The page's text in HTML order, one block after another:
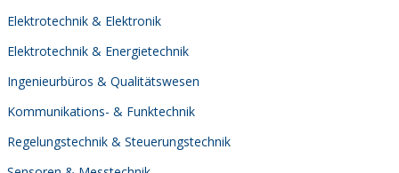
Elektrotechnik & Elektronik
Elektrotechnik & Energietechnik
Ingenieurbüros & Qualitätswesen
Kommunikations- & Funktechnik
Regelungstechnik & Steuerungstechnik